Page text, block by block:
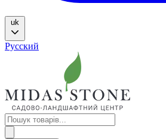
uk
Русский